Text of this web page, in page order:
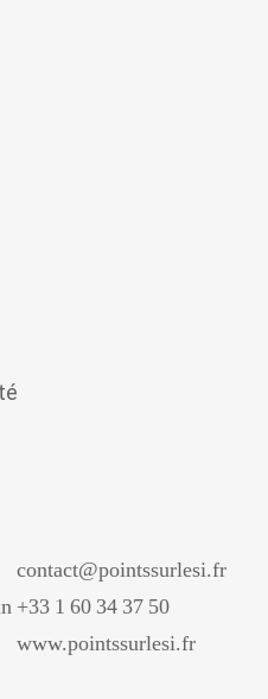
contact@pointssurlesi.fr
+33 1 60 34 37 50
www.pointssurlesi.fr